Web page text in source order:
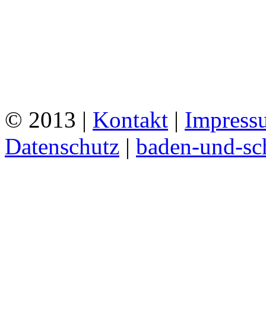
© 2013 | Kontakt |
Datenschutz | baden-und-